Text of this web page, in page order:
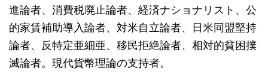
進論者、消費税廃止論者、経済ナショナリスト、公
的家賃補助導入論者、対米自立論者、日米同盟堅持
論者、反特定亜細亜、移民拒絶論者、相対的貧困撲
滅論者。現代貨幣理論の支持者。